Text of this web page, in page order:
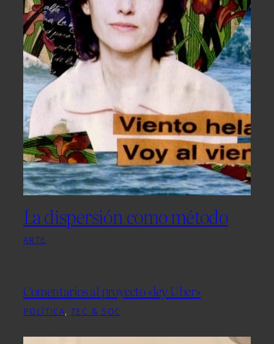
La dispersión como método
ARTE
Comentarios al proyecto «ley Uber»
POLÍTICA, TEC & SOC